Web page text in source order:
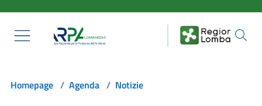
Homepage / Agenda / Notizie